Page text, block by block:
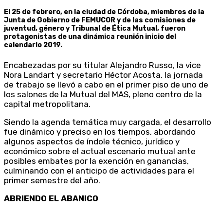
El 25 de febrero, en la ciudad de Córdoba, miembros de la
Junta de Gobierno de FEMUCOR y de las comisiones de
juventud, género y Tribunal de Ética Mutual, fueron
protagonistas de una dinámica reunión inicio del
calendario 2019.
Encabezadas por su titular Alejandro Russo, la vice
Nora Landart y secretario Héctor Acosta, la jornada
de trabajo se llevó a cabo en el primer piso de uno de
los salones de la Mutual del MAS, pleno centro de la
capital metropolitana.
Siendo la agenda temática muy cargada, el desarrollo
fue dinámico y preciso en los tiempos, abordando
algunos aspectos de índole técnico, jurídico y
económico sobre el actual escenario mutual ante
posibles embates por la exención en ganancias,
culminando con el anticipo de actividades para el
primer semestre del año.
ABRIENDO EL ABANICO